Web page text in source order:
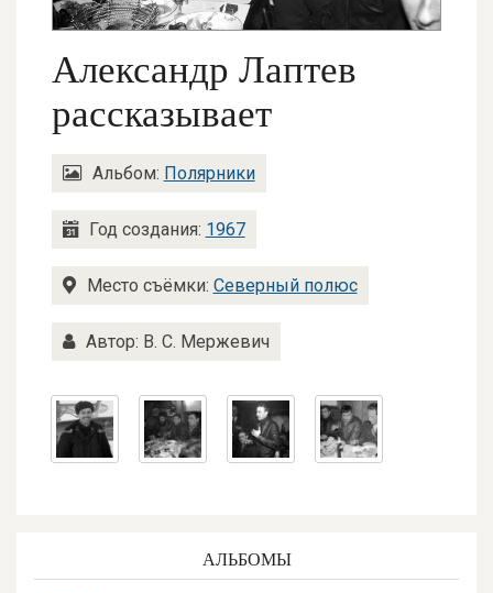
Александр Лаптев
рассказывает
Альбом: Полярники
Год создания: 1967
Место съёмки: Северный полюс
Автор: В. С. Мержевич
АЛЬБОМЫ